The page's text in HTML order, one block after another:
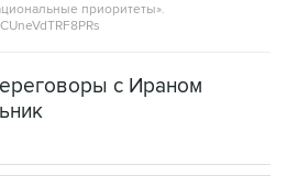
приоритеты».
с Ираном